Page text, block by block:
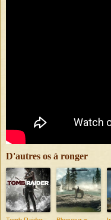
D'autres os à ronger